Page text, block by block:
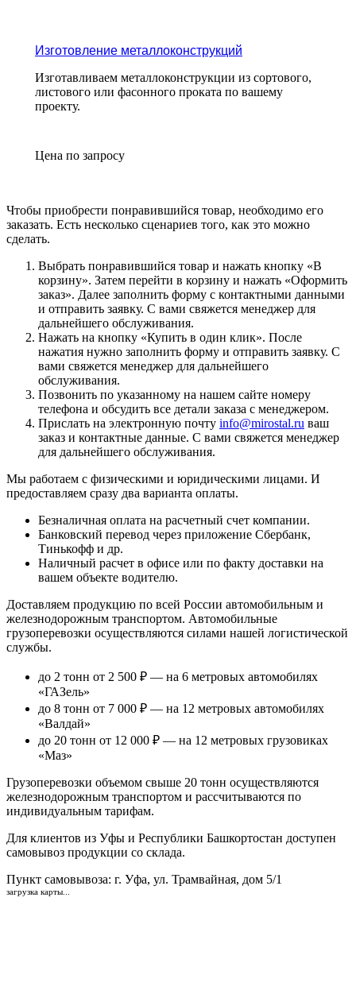
Изготовление металлоконструкций
Изготавливаем металлоконструкции из сортового,
листового или фасонного проката по вашему
проекту.
Цена по запросу
Чтобы приобрести понравившийся товар, необходимо его
заказать. Есть несколько сценариев того, как это можно
сделать.
Выбрать понравившийся товар и нажать кнопку «В
корзину». Затем перейти в корзину и нажать «Оформить
заказ». Далее заполнить форму с контактными данными
и отправить заявку. С вами свяжется менеджер для
дальнейшего обслуживания.
Нажать на кнопку «Купить в один клик». После
нажатия нужно заполнить форму и отправить заявку. С
вами свяжется менеджер для дальнейшего
обслуживания.
Позвонить по указанному на нашем сайте номеру
телефона и обсудить все детали заказа с менеджером.
Прислать на электронную почту info@mirostal.ru ваш
заказ и контактные данные. С вами свяжется менеджер
для дальнейшего обслуживания.
Мы работаем с физическими и юридическими лицами. И
предоставляем сразу два варианта оплаты.
Безналичная оплата на расчетный счет компании.
Банковский перевод через приложение Сбербанк,
Тинькофф и др.
Наличный расчет в офисе или по факту доставки на
вашем объекте водителю.
Доставляем продукцию по всей России автомобильным и
железнодорожным транспортом. Автомобильные
грузоперевозки осуществляются силами нашей логистической
службы.
до 2 тонн от 2 500 ₽ — на 6 метровых автомобилях
«ГАЗель»
до 8 тонн от 7 000 ₽ — на 12 метровых автомобилях
«Валдай»
до 20 тонн от 12 000 ₽ — на 12 метровых грузовиках
«Маз»
Грузоперевозки объемом свыше 20 тонн осуществляются
железнодорожным транспортом и рассчитываются по
индивидуальным тарифам.
Для клиентов из Уфы и Республики Башкортостан доступен
самовывоз продукции со склада.
Пункт самовывоза: г. Уфа, ул. Трамвайная, дом 5/1
загрузка карты...